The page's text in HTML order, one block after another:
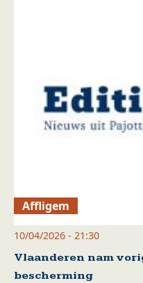
Affligem
10/04/2026 - 21:30
Vlaanderen nam
bescherming